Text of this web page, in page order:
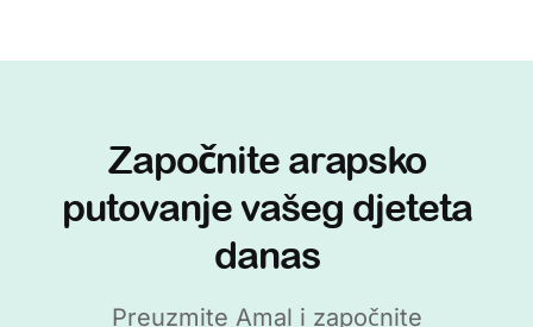
Započnite arapsko
putovanje vašeg djeteta
danas
Preuzmite Amal i započnite